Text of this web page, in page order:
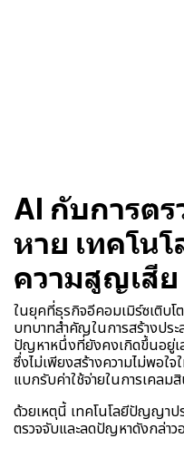
AI กับการต
หาย เทคโน
ความสูญเสีย
ในยุคที่ธุรกิจอีคอมเมิร์ซเติบโ
บทบาทสำคัญในการสร้างปร
ปัญหาหนึ่งที่ยังคงเกิดขึ้นอยู่เ
ซึ่งไม่เพียงสร้างความไม่พอใ
แบกรับค่าใช้จ่ายในการเคลม
ด้วยเหตุนี้ เทคโนโลยีปัญญาป
ตรวจจับและลดปัญหาดังกล่าว